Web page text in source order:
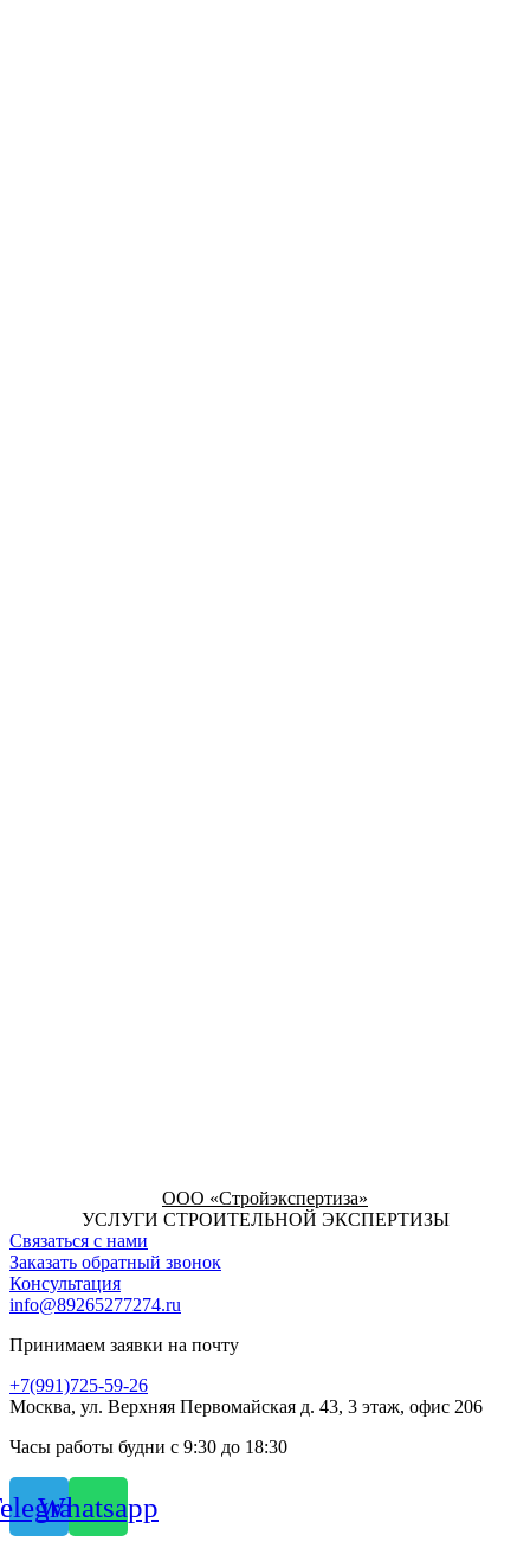
ООО «Стройэкспертиза»
УСЛУГИ СТРОИТЕЛЬНОЙ ЭКСПЕРТИЗЫ
Связаться с нами
Заказать обратный звонок
Консультация
info@89265277274.ru
Принимаем заявки на почту
+7(991)725-59-26
Москва, ул. Верхняя Первомайская д. 43, 3 этаж, офис 206
Часы работы будни с 9:30 до 18:30
Whatsapp